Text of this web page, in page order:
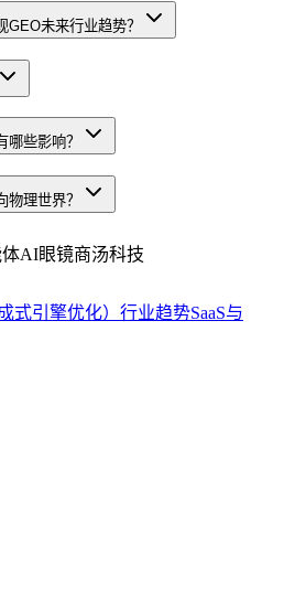
未来行业趋势？
些影响？
理世界？
AI眼镜商汤科技
式引擎优化）行业趋势SaaS与